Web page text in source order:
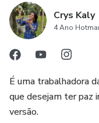
Crys Kaly
4 Ano
É uma trabalhadora
que desejam ter paz
versão.